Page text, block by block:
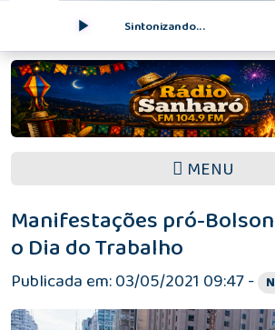
Sintonizando...
MENU
Manifestações pró-
o Dia do Trabalho
Publicada em: 03/05/2021 09:47 -